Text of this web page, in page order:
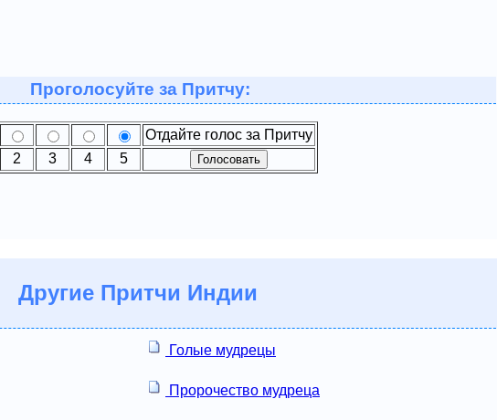
Проголосуйте за Притчу:
Отдайте голос за Притчу
2 3 4 5
Другие Притчи Индии
Голые мудрецы
Пророчество мудреца